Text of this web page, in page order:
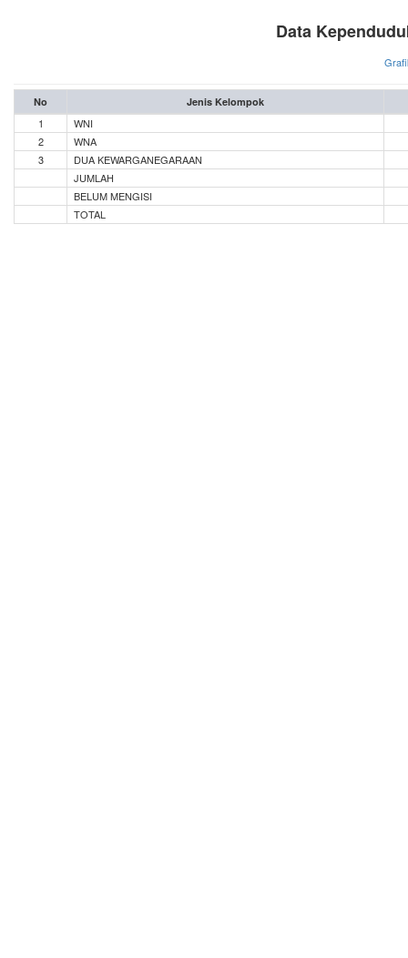
Data
No Jenis Kelompok
1
WNI
2
WNA
3
DUA KEWARGANEGARAAN
JUMLAH
BELUM MENGISI
TOTAL